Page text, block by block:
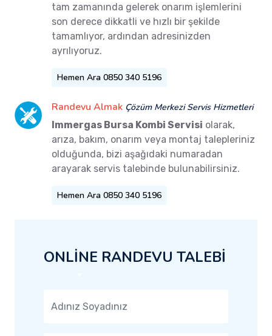
tam zamanında gelerek onarım işlemlerini
son derece dikkatli ve hızlı bir şekilde
tamamlıyor, ardından adresinizden
ayrılıyoruz.
Hemen Ara 0850 340 5196
Randevu Almak Çözüm Merkezi Servis Hizmetleri
Immergas Bursa Kombi Servisi olarak,
arıza, bakım, onarım veya montaj talepleriniz
olduğunda, bizi aşağıdaki numaradan
arayarak servis talebinde bulunabilirsiniz.
Hemen Ara 0850 340 5196
ONLİNE RANDEVU TALEBİ